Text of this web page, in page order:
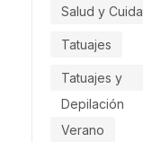
Salud y
Tatuajes
Tatuajes y
Depilación
Verano